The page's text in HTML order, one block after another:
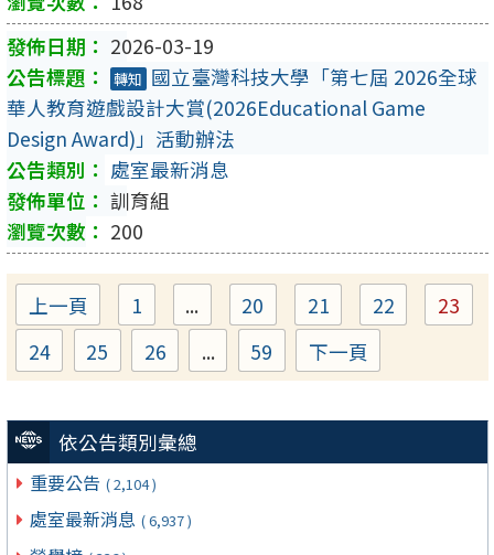
依公告類別彙總
重要公告 ( 2,104 )
處室最新消息 ( 6,937 )
2026-03-19
轉知 國立臺灣科技大學「第七屆 2026全球
華人教育遊戲設計大賞(2026Educational Game
Design Award)」活動辦法
處室最新消息
訓育組
200
上一頁 Page
1 ... Page
20 Page
21 Page
22
23
Page
24 Page
25 Page
26 ... Page
59 下一頁